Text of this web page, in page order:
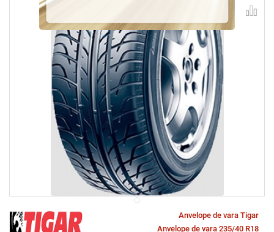
Anvelope de vara Tigar
Anvelope de vara 235/40 R18